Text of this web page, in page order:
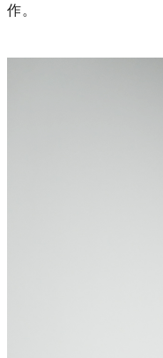
作。